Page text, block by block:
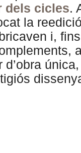
dels cicles.
la
i,